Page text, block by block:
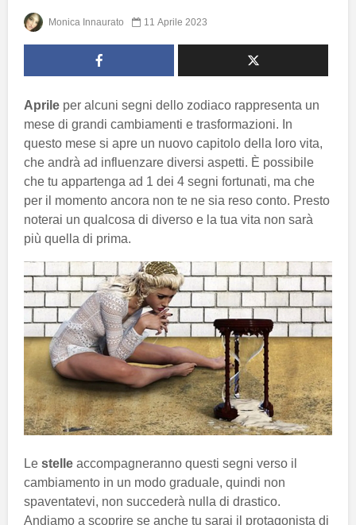
Monica Innaurato 11 Aprile 2023
Aprile per alcuni segni dello zodiaco rappresenta un
mese di grandi cambiamenti e trasformazioni. In
questo mese si apre un nuovo capitolo della loro vita,
che andrà ad influenzare diversi aspetti. È possibile
che tu appartenga ad 1 dei 4 segni fortunati, ma che
per il momento ancora non te ne sia reso conto. Presto
noterai un qualcosa di diverso e la tua vita non sarà
più quella di prima.
Le stelle accompagneranno questi segni verso il
cambiamento in un modo graduale, quindi non
spaventatevi, non succederà nulla di drastico.
Andiamo a scoprire se anche tu sarai il protagonista di